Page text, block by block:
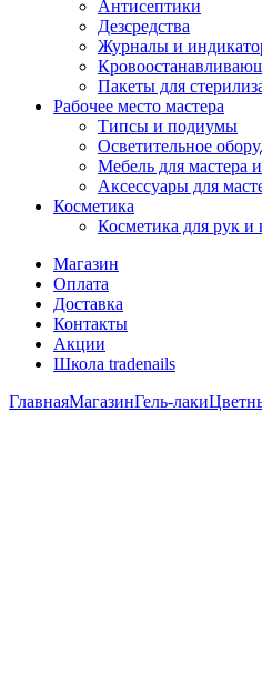
Антисептики
Дезсредства
Журналы и
Пакеты для
Рабочее место мастера
Типсы и подиумы
Осветительное
Мебель для мастера
Аксессуары для
Косметика
Косметика для рук и
Магазин
Оплата
Доставка
Контакты
Акции
Школа tradenails
ГлавнаяМагазинГель-лаки